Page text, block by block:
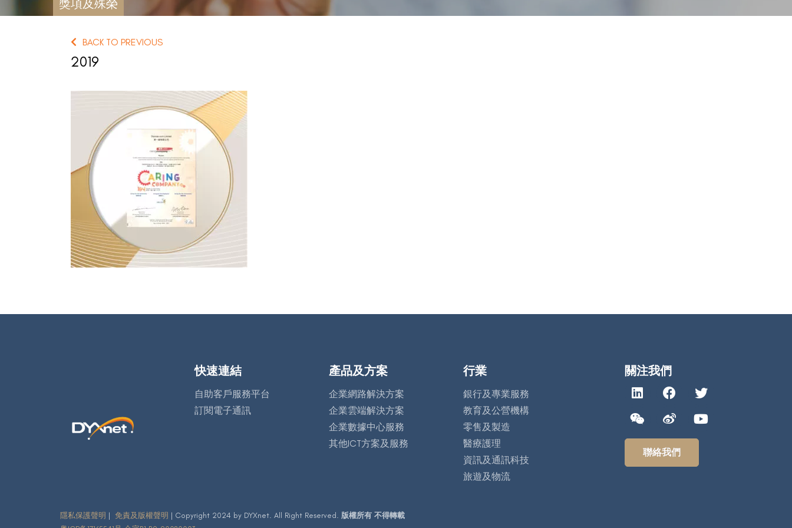
獎項及殊榮
BACK TO PREVIOUS
2019
快速連結
自助客戶服務平台
訂閱電子通訊
產品及方案
企業網路解決方案
企業雲端解決方案
企業數據中心服務
其他ICT方案及服務
行業
銀行及專業服務
教育及公營機構
零售及製造
醫療護理
資訊及通訊科技
旅遊及物流
關注我們
聯絡我們
隱私保護聲明 | 免責及版權聲明 | Copyright 2024 by DYXnet. All Right Reserved. 版權所有 不得轉載